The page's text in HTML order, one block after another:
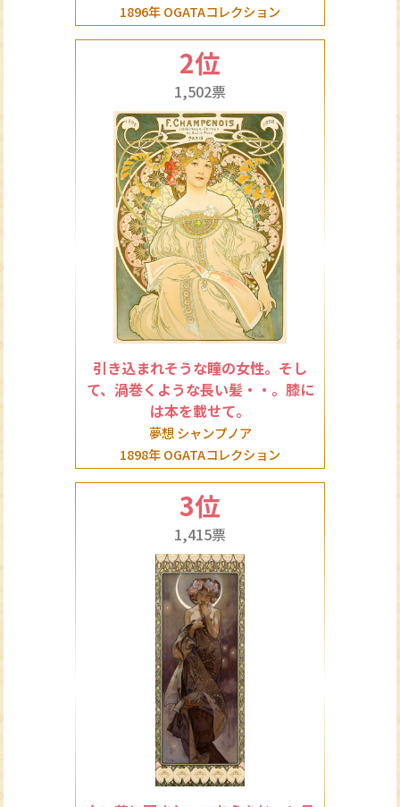
1896年 OGATAコレクション
2位
1,502票
引き込まれそうな瞳の女性。そし
て、渦巻くような長い髪・・。膝に
は本を載せて。
夢想 シャンプノア
1898年 OGATAコレクション
3位
1,415票